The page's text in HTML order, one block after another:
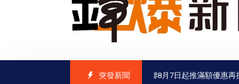
突發新聞
台南虱目魚結合中職掀起吃魚熱潮 全聯8月7日起推滿額優惠再抽棒